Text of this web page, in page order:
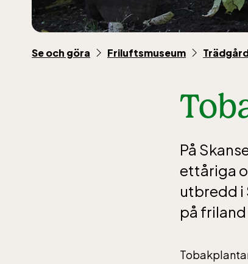
Se och göra Friluftsmuseum
På
ettåriga
utbredd i
på